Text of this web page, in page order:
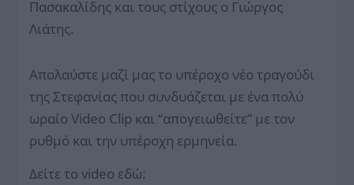
Πασακαλίδης και τους στίχους ο Γιώργος
Λιάτης.
Απολαύστε μαζί μας το υπέροχο νέο τραγούδι
της Στεφανίας που συνδυάζεται με ένα πολύ
ωραίο Video Clip και “απογειωθείτε” με τον
ρυθμό και την υπέροχη ερμηνεία.
Δείτε το video εδώ: